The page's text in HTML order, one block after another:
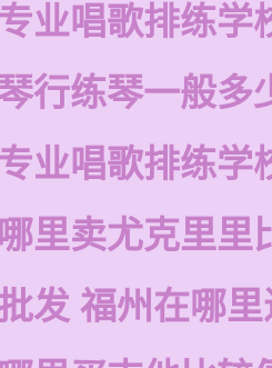
业唱歌排练学
行练琴一般多
业唱歌排练学
里卖尤克里里
发 福州在哪